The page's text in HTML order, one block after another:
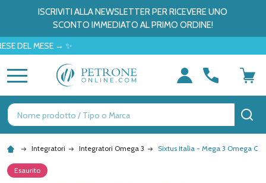
ISCRIVITI ALLA NEWSLETTER PER RICEVERE UNO
SCONTO IMMEDIATO AL PRIMO ORDINE!
MESE → ✨
Ricerca
Integratori Integratori Omega 3 Sixtus Italia - Mega 3 Omega
Esaurito